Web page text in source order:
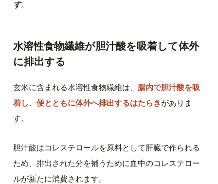
す。
水溶性食物繊維が胆汁酸を吸着して体外
に排出する
玄米に含まれる水溶性食物繊維は、 腸内で胆汁酸を吸
着し、便とともに体外へ排出するはたらきがありま
す。
胆汁酸はコレステロールを原料として肝臓で作られる
ため、排出された分を補うために血中のコレステロー
ルが新たに消費されます。